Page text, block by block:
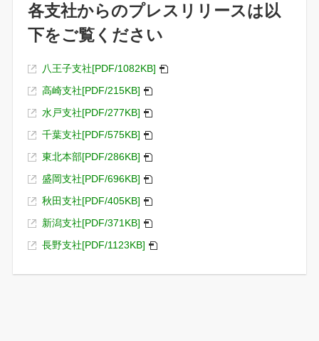
各支社からのプレスリリースは以
下をご覧ください
八王子支社[PDF/1082KB]
高崎支社[PDF/215KB]
水戸支社[PDF/277KB]
千葉支社[PDF/575KB]
東北本部[PDF/286KB]
盛岡支社[PDF/696KB]
秋田支社[PDF/405KB]
新潟支社[PDF/371KB]
長野支社[PDF/1123KB]